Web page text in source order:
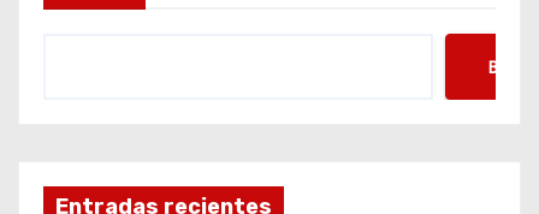
Entradas recientes